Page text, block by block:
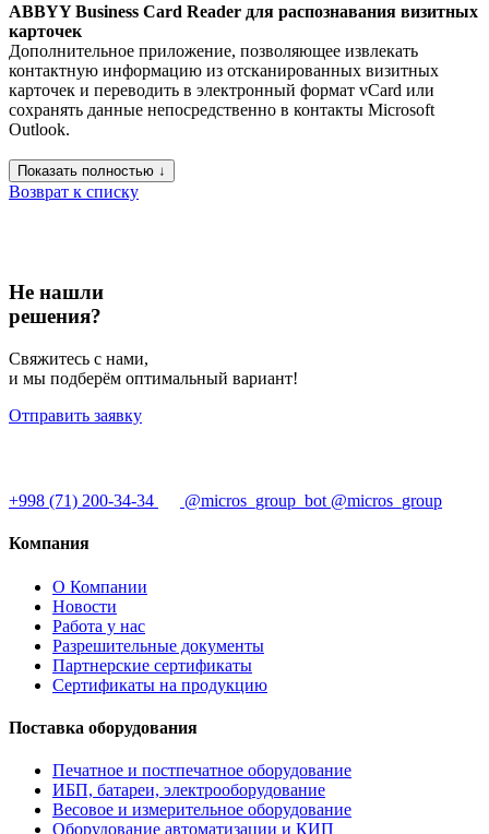
ABBYY Business Card Reader для распознавания визитных
карточек
Дополнительное приложение, позволяющее извлекать
контактную информацию из отсканированных визитных
карточек и переводить в электронный формат vCard или
сохранять данные непосредственно в контакты Microsoft
Outlook.
Показать полностью ↓
Возврат к списку
Не нашли
решения?
Свяжитесь с нами,
и мы подберём оптимальный вариант!
Отправить заявку
+998 (71) 200-34-34 @micros_group_bot @micros_group
Компания
О Компании
Новости
Работа у нас
Разрешительные документы
Партнерские сертификаты
Сертификаты на продукцию
Поставка оборудования
Печатное и постпечатное оборудование
ИБП, батареи, электрооборудование
Весовое и измерительное оборудование
Оборудование автоматизации и КИП